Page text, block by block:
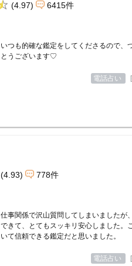
(4.97) 6415件
いつも的確な鑑定をしてくださるので、
とうございます♡
電話占い
(4.93) 778件
仕事関係で沢山質問してしまいましたが
できて、とてもスッキリ安心しました。
いて信頼できる鑑定だと思いました。
電話占い